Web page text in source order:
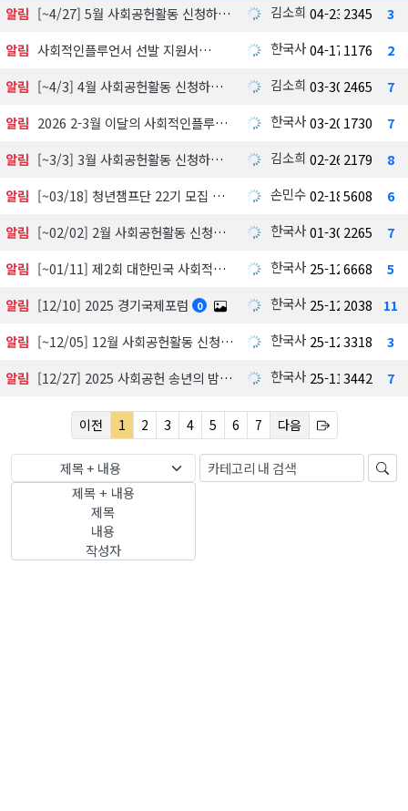
알림
[~4/27] 5월 사회공헌활동 신청하기 김소희 04-23 2345
3
알림
사회적인플루언서 선발 지원서 한국사회공헌협회
04-17 1176
2
알림
[~4/3] 4월 사회공헌활동 신청하기 김소희 03-30 2465
7
알림
2026 2-3월 이달의 사회적인플루언서 선정 발표 한국사회공헌협회
03-20 1730
7
알림
[~3/3] 3월 사회공헌활동 신청하기 김소희 02-26 2179
8
알림
[~03/18] 청년챔프단 22기 모집 中 손민수02-18 5608
6
알림
[~02/02] 2월 사회공헌활동 신청하기 한국사회공헌협회
01-30 2265
7
알림
[~01/11] 제2회 대한민국 사회적가치 시상식 수상 후보자 공모 및 심사 한국사회공헌협회
25-12-18
6668
5
알림 [12/10] 2025 경기국제포럼 0 한국사회공헌협회
25-12-03
2038
11
알림
[~12/05] 12월 사회공헌활동 신청하기 한국사회공헌협회
25-12-01
3318
3
알림
[12/27] 2025 사회공헌 송년의 밤, 포틀락파티 한국사회공헌협회
25-11-18
3442 7
이전 1 2 3 4 5 6 7 다음
제목 + 내용
제목 + 내용
제목
내용
작성자